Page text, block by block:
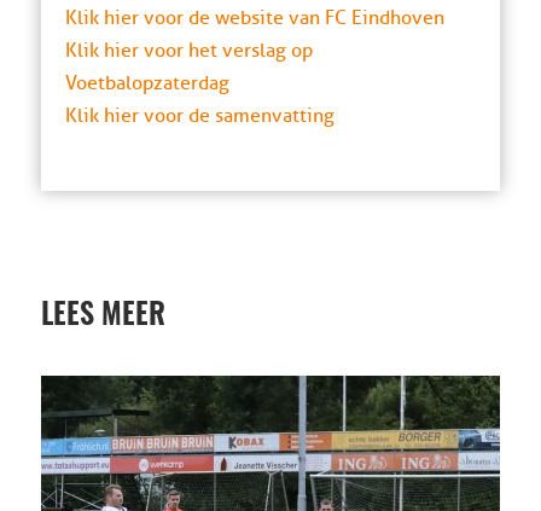
Klik hier voor de website van FC Eindhoven
Klik hier voor het verslag op
Voetbalopzaterdag
Klik hier voor de samenvatting
LEES MEER